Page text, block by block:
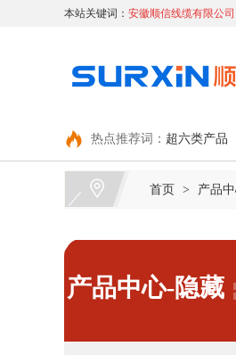
本站关键词： 安徽顺信线缆有限公司
热点推荐词： 超六类产品
首页 > 产品
产品中心-隐藏